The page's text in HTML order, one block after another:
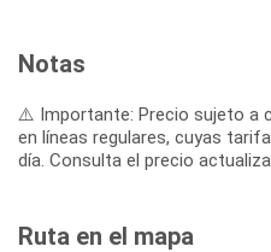
Notas
⚠️ Importante: Precio sujeto a
en líneas regulares, cuyas
día. Consulta el precio
Ruta en el mapa